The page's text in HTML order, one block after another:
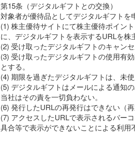
第15条（デジタルギフトとの交換）
対象者が優待品としてデジタルギフトを
(1) 株主優待サイトにて株主優待ポイン
に、デジタルギフトを表示するURLを株
(2) 受け取ったデジタルギフトのキャン
(3) 受け取ったデジタルギフトの使用有
とする。
(4) 期限を過ぎたデジタルギフトは、未
(5) デジタルギフトはメールによる通知
当社はその責を一切負わない。
(6) 発行したURLの再発行はできない（再
(7) アクセスしたURLで表示されるバー
具合等で表示ができないことによる利用